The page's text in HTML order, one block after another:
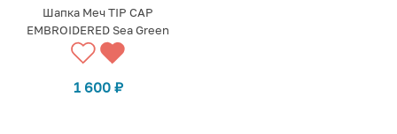
Шапка Меч TIP CAP
EMBROIDERED Sea Green
1 600 ₽